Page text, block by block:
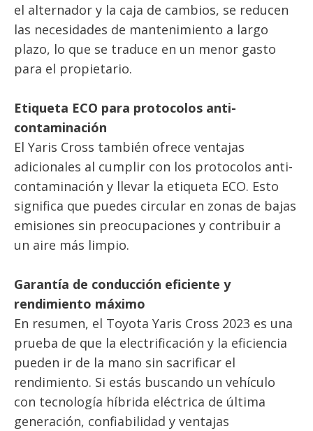
el alternador y la caja de cambios, se reducen
las necesidades de mantenimiento a largo
plazo, lo que se traduce en un menor gasto
para el propietario.
Etiqueta ECO para protocolos anti-
contaminación
El Yaris Cross también ofrece ventajas
adicionales al cumplir con los protocolos anti-
contaminación y llevar la etiqueta ECO. Esto
significa que puedes circular en zonas de bajas
emisiones sin preocupaciones y contribuir a
un aire más limpio.
Garantía de conducción eficiente y
rendimiento máximo
En resumen, el Toyota Yaris Cross 2023 es una
prueba de que la electrificación y la eficiencia
pueden ir de la mano sin sacrificar el
rendimiento. Si estás buscando un vehículo
con tecnología híbrida eléctrica de última
generación, confiabilidad y ventajas